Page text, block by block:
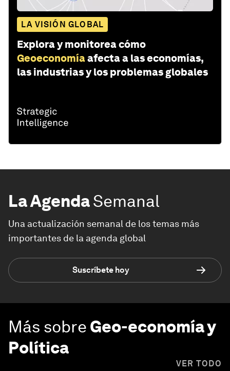
LA VISIÓN GLOBAL
Explora y monitorea cómo
Geoeconomíaafecta a las economías,
las industrias y los problemas globales
La AgendaSemanal
Una actualización semanal de los temas más
importantes de la agenda global
Suscríbete hoy
Más sobre Geo-economía y
Política
VER TODO